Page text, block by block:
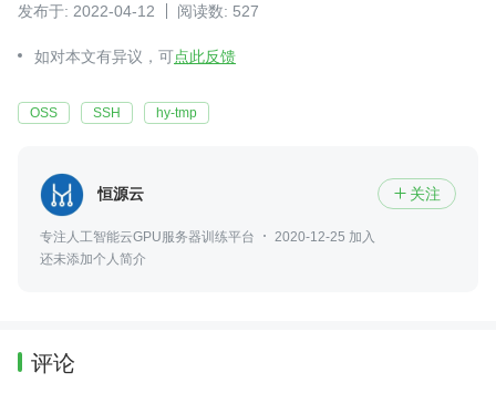
发布于: 2022-04-12 阅读数: 527
如对本文有异议，可点此反馈
OSS SSH hy-tmp
恒源云  关注
专注人工智能云GPU服务器训练平台
2020-12-25 加入
还未添加个人简介
评论